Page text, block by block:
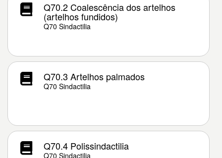
Q70.2 Coalescência dos artelhos
(artelhos fundidos)
Q70 Sindactilia
Q70.3 Artelhos palmados
Q70 Sindactilia
Q70.4 Polissindactilia
Q70 Sindactilia